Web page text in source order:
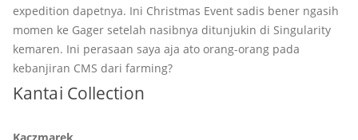
expedition dapetnya. Ini Christmas Event sadis bener ngasih
momen ke Gager setelah nasibnya ditunjukin di Singularity
kemaren. Ini perasaan saya aja ato orang-orang pada
kebanjiran CMS dari farming?
Kantai Collection
Kaczmarek